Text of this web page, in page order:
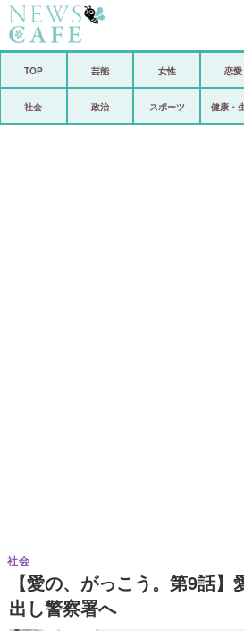
政治
TOP 芸能 女性 恋愛
社会 政治 スポーツ 健康・
【愛の、がっこう。第9話
出し警察署へ
社会